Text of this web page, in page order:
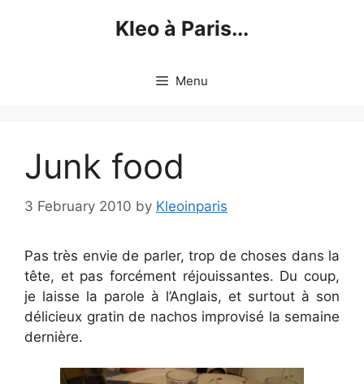
Kleo à Paris...
Menu
Junk food
3 February 2010 by Kleoinparis
Pas très envie de parler, trop de choses dans la
tête, et pas forcément réjouissantes. Du coup,
je laisse la parole à l’Anglais, et surtout à son
délicieux gratin de nachos improvisé la semaine
dernière.